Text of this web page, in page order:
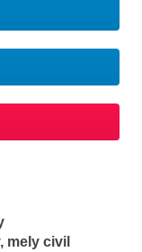
mely civil